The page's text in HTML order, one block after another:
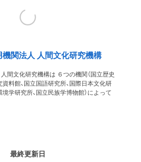
機関法人 人間文化研究機構
間文化研究機構は ６つの機関（国立歴史
資料館、国立国語研究所、国際日本文化研
学研究所、国立民族学博物館）によって
最終更新日